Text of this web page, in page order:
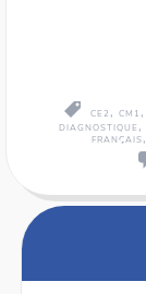
CE2 , CM1 ,
DIAGNOSTIQUE ,
FRANÇAIS,